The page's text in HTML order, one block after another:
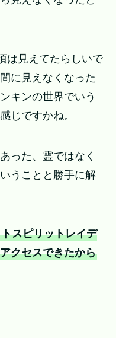
は見えてたらしいで
に見えなくなった
キンの世界でいう
じですかね。
った、霊ではなく
うことと勝手に解
スピリットレイデ
クセスできたから